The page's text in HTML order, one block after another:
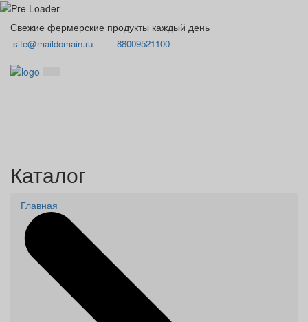
Свежие фермерские продукты каждый день
site@maildomain.ru 88009521100
Каталог
Главная